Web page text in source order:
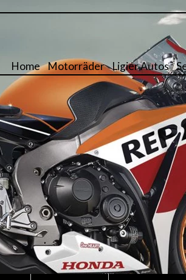
Home Motorräder Ligier Autos